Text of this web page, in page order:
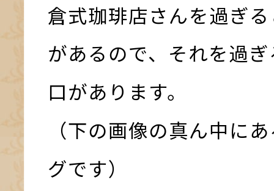
倉式珈琲店さんを過ぎ
があるので、それを過
口があります。
（下の画像の真ん中に
グです）